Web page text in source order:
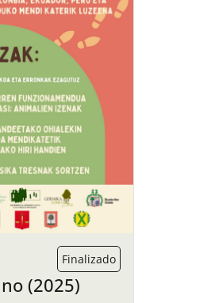
Finalizado
(2025)